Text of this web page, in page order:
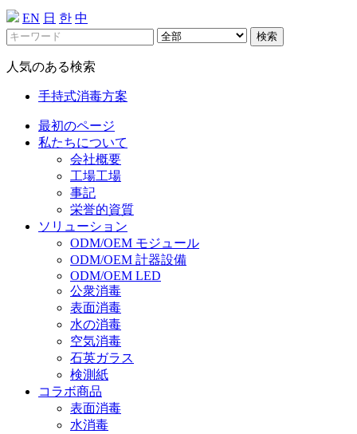
EN 日 한 中
検索
人気のある検索
手持式消毒方案
最初のページ
私たちについて
会社概要
工場工場
事記
栄誉的資質
ソリューション
ODM/OEM モジュール
ODM/OEM 計器設備
ODM/OEM LED
公衆消毒
表面消毒
水の消毒
空気消毒
石英ガラス
検測紙
コラボ商品
表面消毒
水消毒